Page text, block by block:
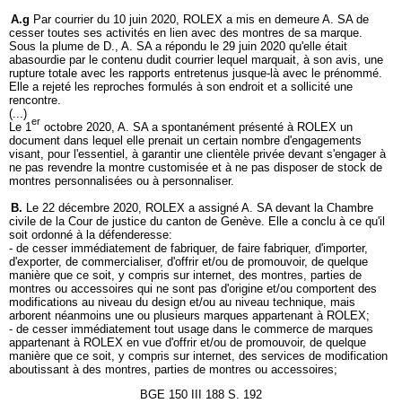
A.g Par courrier du 10 juin 2020, ROLEX a mis en demeure A. SA de
cesser toutes ses activités en lien avec des montres de sa marque.
Sous la plume de D., A. SA a répondu le 29 juin 2020 qu'elle était
abasourdie par le contenu dudit courrier lequel marquait, à son avis, une
rupture totale avec les rapports entretenus jusque-là avec le prénommé.
Elle a rejeté les reproches formulés à son endroit et a sollicité une
rencontre.
(...)
Le 1er octobre 2020, A. SA a spontanément présenté à ROLEX un
document dans lequel elle prenait un certain nombre d'engagements
visant, pour l'essentiel, à garantir une clientèle privée devant s'engager à
ne pas revendre la montre customisée et à ne pas disposer de stock de
montres personnalisées ou à personnaliser.
B. Le 22 décembre 2020, ROLEX a assigné A. SA devant la Chambre
civile de la Cour de justice du canton de Genève. Elle a conclu à ce qu'il
soit ordonné à la défenderesse:
- de cesser immédiatement de fabriquer, de faire fabriquer, d'importer,
d'exporter, de commercialiser, d'offrir et/ou de promouvoir, de quelque
manière que ce soit, y compris sur internet, des montres, parties de
montres ou accessoires qui ne sont pas d'origine et/ou comportent des
modifications au niveau du design et/ou au niveau technique, mais
arborent néanmoins une ou plusieurs marques appartenant à ROLEX;
- de cesser immédiatement tout usage dans le commerce de marques
appartenant à ROLEX en vue d'offrir et/ou de promouvoir, de quelque
manière que ce soit, y compris sur internet, des services de modification
aboutissant à des montres, parties de montres ou accessoires;
BGE 150 III 188 S. 192